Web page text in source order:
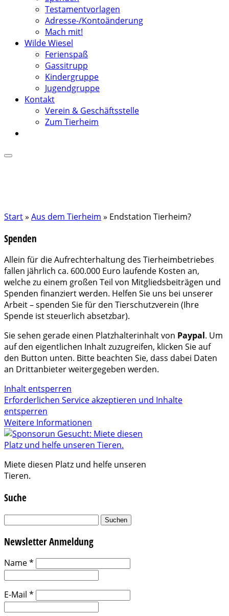
Testamentvorlagen
Adresse-/Kontoänderung
Mach mit!
Wilde Wiesel
Ferienspaß
Gassitrupp
Kindergruppe
Jugendgruppe
Kontakt
Verein & Geschäftsstelle
Zum Tierheim
Start» Aus dem Tierheim » Endstation Tierheim?
Spenden
Allein für die Aufrechterhaltung des Tierheimbetriebes
fallen jährlich ca. 600.000 Euro laufende Kosten an,
welche zu einem großen Teil von Mitgliedsbeiträgen und
Spenden finanziert werden. Helfen Sie uns bei unserer
Arbeit – spenden Sie für den Tierschutzverein (Ihre
Spende ist steuerlich absetzbar).
Sie sehen gerade einen Platzhalterinhalt von Paypal. Um
auf den eigentlichen Inhalt zuzugreifen, klicken Sie auf
den Button unten. Bitte beachten Sie, dass dabei Daten
an Drittanbieter weitergegeben werden.
Inhalt entsperren
Erforderlichen Service akzeptieren und Inhalte
entsperren
Weitere Informationen
Miete diesen Platz und helfe unseren
Tieren.
Suche
Suchen
Newsletter Anmeldung
Name*
E-Mail *